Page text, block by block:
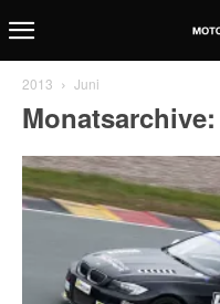
2013 Juni